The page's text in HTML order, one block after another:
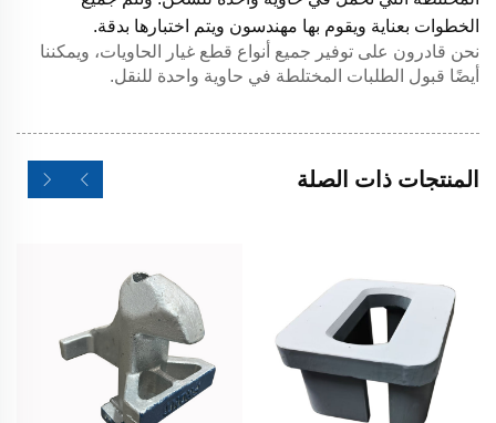
الخطوات بعناية ويقوم بها مهندسون ويتم اختبارها بدقة.
نحن قادرون على توفير جميع أنواع قطع غيار الحاويات، ويمكننا
أيضًا قبول الطلبات المختلطة في حاوية واحدة للنقل.
المنتجات ذات الصلة